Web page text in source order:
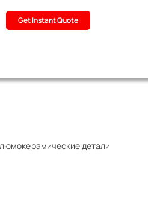
Get Instant Quote
детали